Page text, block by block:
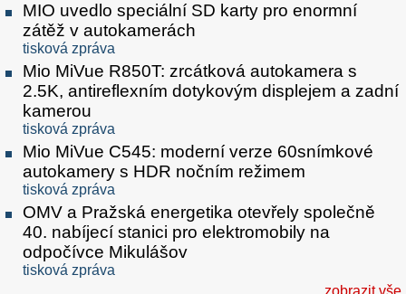
MIO uvedlo speciální SD karty pro enormní
zátěž v autokamerách
tisková zpráva
Mio MiVue R850T: zrcátková autokamera s
2.5K, antireflexním dotykovým displejem a zadní
kamerou
tisková zpráva
Mio MiVue C545: moderní verze 60snímkové
autokamery s HDR nočním režimem
tisková zpráva
OMV a Pražská energetika otevřely společně
40. nabíjecí stanici pro elektromobily na
odpočívce Mikulášov
tisková zpráva
zobrazit vše